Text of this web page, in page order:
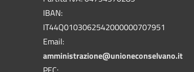
IBAN:
IT44Q0103062542000000707951
Email:
amministrazione@unioneconselvano.it